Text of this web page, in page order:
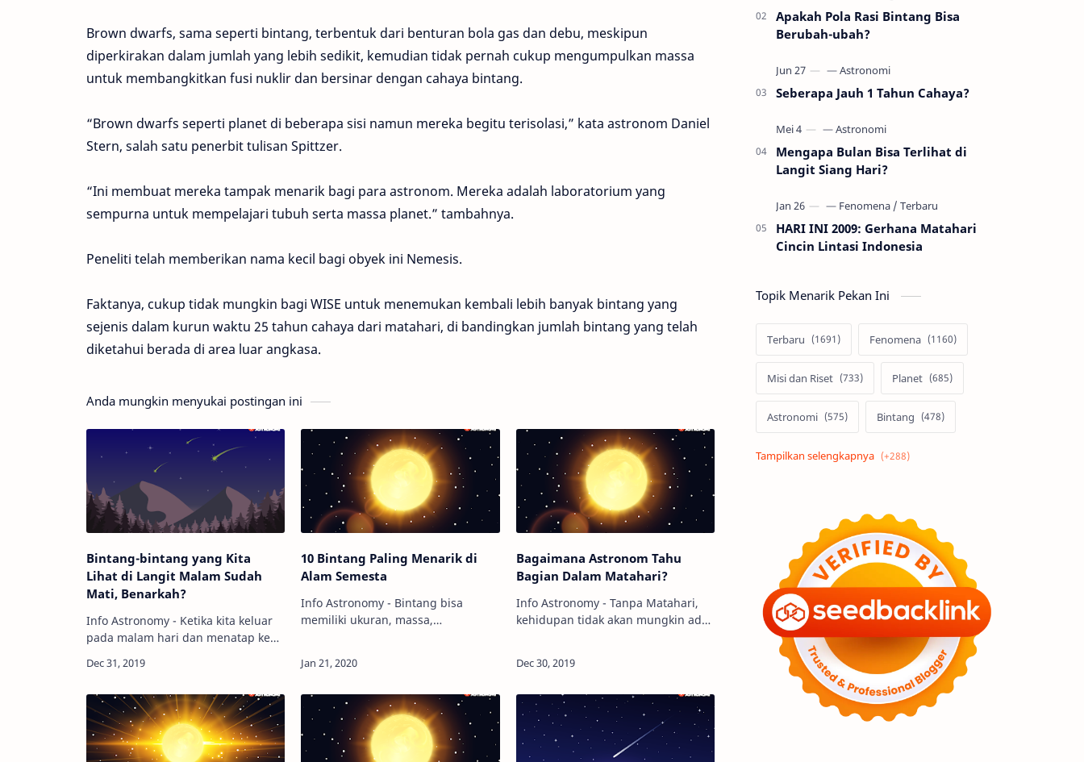
Brown dwarfs, sama seperti bintang, terbentuk dari benturan bola gas dan debu, meskipun
diperkirakan dalam jumlah yang lebih sedikit, kemudian tidak pernah cukup mengumpulkan massa
untuk membangkitkan fusi nuklir dan bersinar dengan cahaya bintang.
“Brown dwarfs seperti planet di beberapa sisi namun mereka begitu terisolasi,” kata astronom Daniel
Stern, salah satu penerbit tulisan Spittzer.
“Ini membuat mereka tampak menarik bagi para astronom. Mereka adalah laboratorium yang
sempurna untuk mempelajari tubuh serta massa planet.” tambahnya.
Peneliti telah memberikan nama kecil bagi obyek ini Nemesis.
Faktanya, cukup tidak mungkin bagi WISE untuk menemukan kembali lebih banyak bintang yang
sejenis dalam kurun waktu 25 tahun cahaya dari matahari, di bandingkan jumlah bintang yang telah
diketahui berada di area luar angkasa.
Anda mungkin menyukai postingan ini
Bintang-bintang yang Kita
Lihat di Langit Malam Sudah
Mati, Benarkah?
Info Astronomy - Ketika kita keluar
pada malam hari dan menatap ke
gemerlap mereka tampak abadi dan
bukan bintang-b…
10 Bintang Paling Menarik di
Alam Semesta
Info Astronomy - Bintang bisa
memiliki ukuran, massa,
kecil, terang, redup, berat,
Bagaimana Astronom Tahu
Bagian Dalam Matahari?
Info Astronomy - Tanpa Matahari,
kehidupan tidak akan mungkin ada
menyadarinya. Matahari telah
22…
Apakah Pola Rasi Bintang Bisa
Berubah-ubah?
Seberapa Jauh 1 Tahun Cahaya?
Mengapa Bulan Bisa Terlihat di
Langit Siang Hari?
HARI INI 2009: Gerhana Matahari
Cincin Lintasi Indonesia
Topik Menarik Pekan Ini
Terbaru Fenomena
Misi dan Riset Planet
Astronomi Bintang
Alam semesta Galaksi
Tata Surya
Hype Astronot
Asteroid Observasi
Premium Komet
Penelitian
Satelit